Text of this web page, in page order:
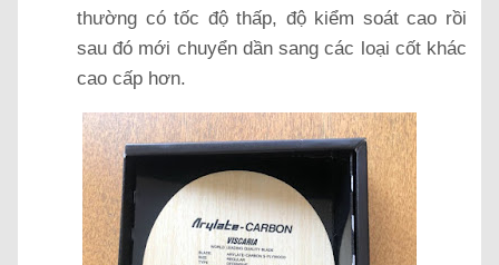
thường có tốc độ thấp, độ kiểm soát cao rồi
sau đó mới chuyển dần sang các loại cốt khác
cao cấp hơn.